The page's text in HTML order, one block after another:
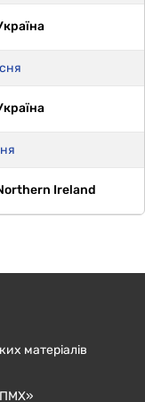
Ireland
матеріалів